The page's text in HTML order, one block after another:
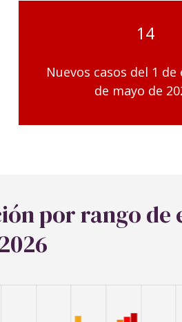
14
Nuevos casos del 1 de
de mayo de
por rango de